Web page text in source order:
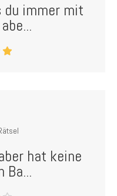
immer mit
hat keine
Ba...